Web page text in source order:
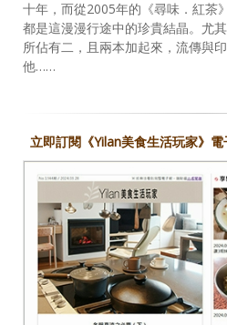
十年，而從2005年的《尋味．紅茶
都是這漫漫行途中的珍貴結晶。尤
所佔有二，且兩本加起來，流傳與
他……
立即訂閱《Yilan美食生活玩家》電